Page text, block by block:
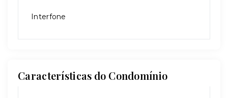
Interfone
Características do Condomínio